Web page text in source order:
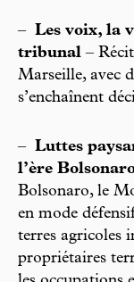
– Les voix, la
tribunal –
Marseille, avec
s’enchaînent
– Luttes
l’ère
Bolsonaro, le
en mode
terres agricoles
propriétaires